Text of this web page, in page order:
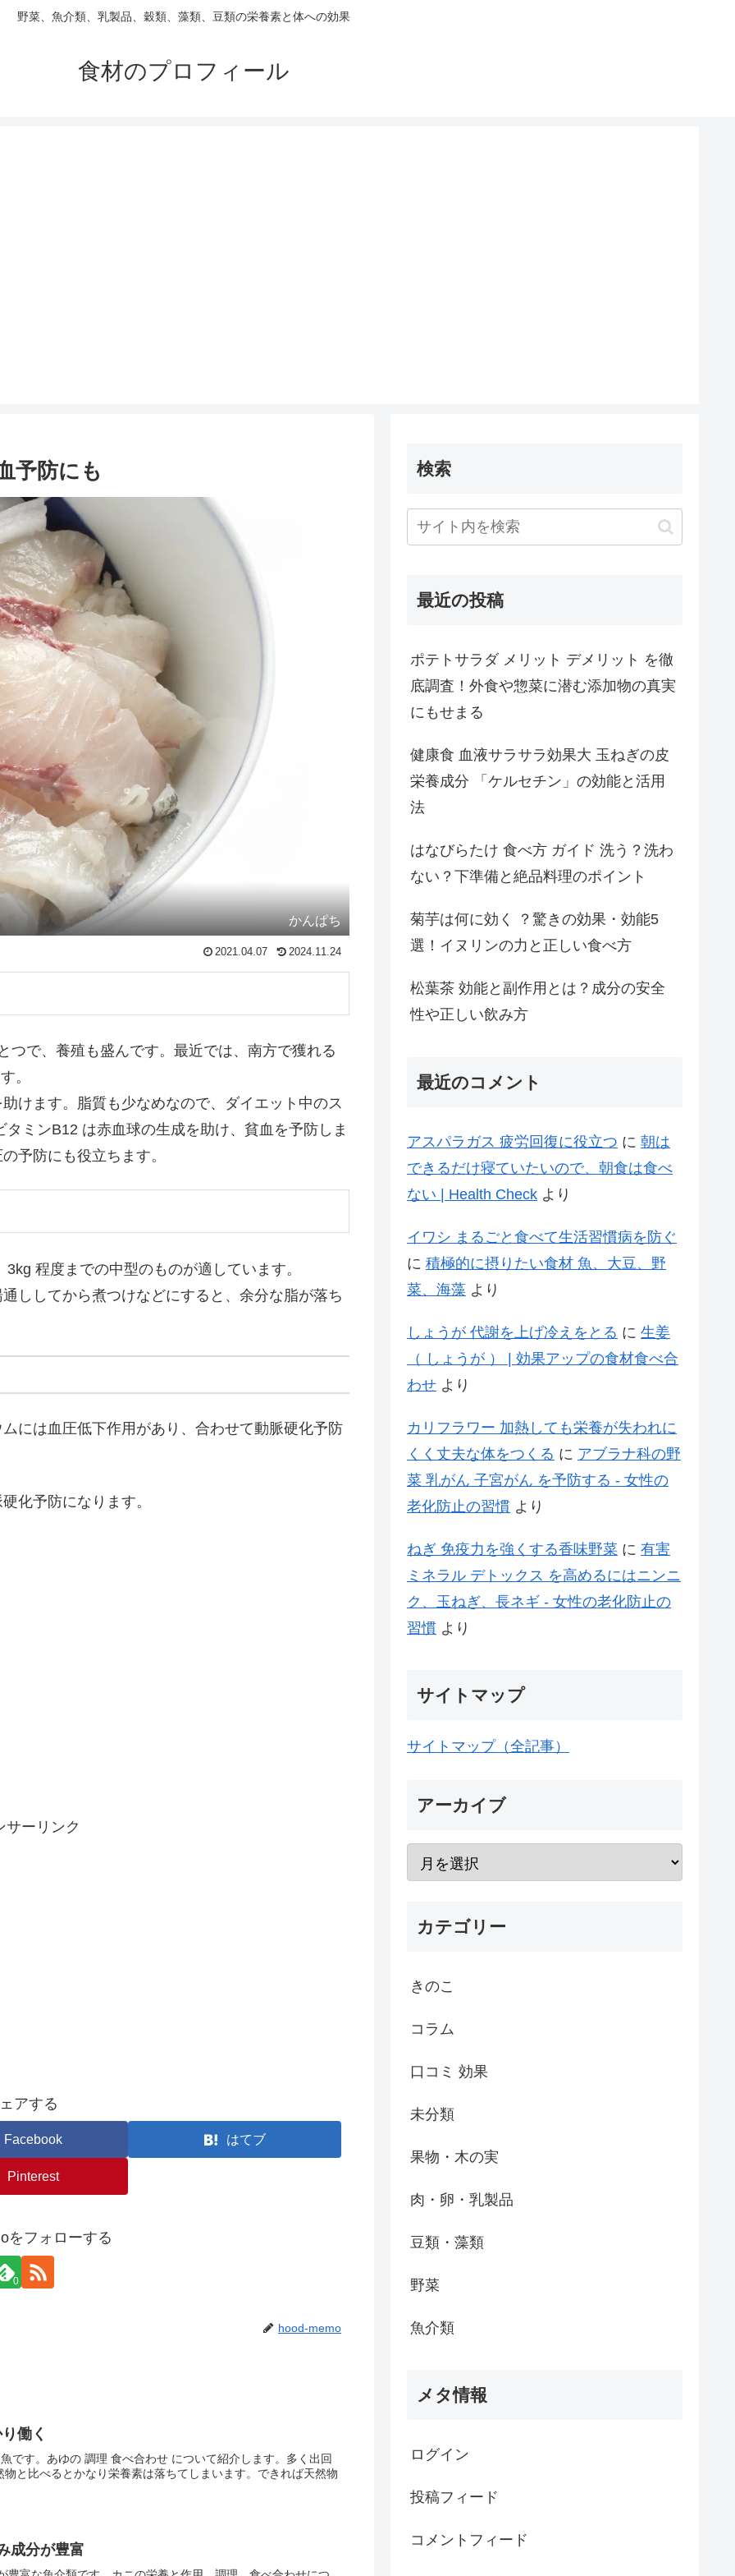
野菜、魚介類、乳製品、穀類、藻類、豆類の栄養素と体への効果
食材のプロフィール
予防にも
かんぱち
2021.04.07 2024.11.24
つで、養殖も盛んです。最近では、南方で獲れる
。
けます。脂質も少なめなので、ダイエット中のス
ミンB12 は赤血球の生成を助け、貧血を予防しま
予防にも役立ちます。
程度までの中型のものが適しています。
ししてから煮つけなどにすると、余分な脂が落ち
には血圧低下作用があり、合わせて動脈硬化予防
化予防になります。
サーリンク
アする
Facebook はてブ
Pinterest
をフォローする
0
hood-memo
働く
です。あゆの 調理 食べ合わせ について紹介します。多く出回
と比べるとかなり栄養素は落ちてしまいます。できれば天然物
成分が豊富
検索
最近の投稿
ポテトサラダ メリット デメリット を徹
底調査！外食や惣菜に潜む添加物の真実
にもせまる
健康食 血液サラサラ効果大 玉ねぎの皮
栄養成分 「ケルセチン」の効能と活用
法
はなびらたけ 食べ方 ガイド 洗う？洗わ
ない？下準備と絶品料理のポイント
菊芋は何に効く ？驚きの効果・効能5
選！イヌリンの力と正しい食べ方
松葉茶 効能と副作用とは？成分の安全
性や正しい飲み方
最近のコメント
アスパラガス 疲労回復に役立つ に 朝は
できるだけ寝ていたいので、朝食は食べ
ない | Health Check より
イワシ まるごと食べて生活習慣病を防ぐ
に 積極的に摂りたい食材 魚、大豆、野
菜、海藻 より
しょうが 代謝を上げ冷えをとる に 生姜
（ しょうが ） | 効果アップの食材食べ合
わせ より
カリフラワー 加熱しても栄養が失われに
くく丈夫な体をつくる に アブラナ科の野
菜 乳がん 子宮がん を予防する - 女性の
老化防止の習慣 より
ねぎ 免疫力を強くする香味野菜 に 有害
ミネラル デトックス を高めるにはニンニ
ク、玉ねぎ、長ネギ - 女性の老化防止の
習慣 より
サイトマップ
サイトマップ（全記事）
アーカイブ
カテゴリー
きのこ
コラム
口コミ 効果
未分類
果物・木の実
肉・卵・乳製品
豆類・藻類
野菜
魚介類
メタ情報
ログイン
投稿フィード
コメントフィード